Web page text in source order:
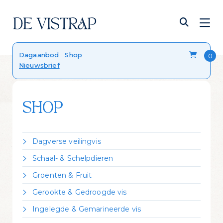
Verser dan vers
Onze viskalender
Blog
Contact
Dagaanbod
Shop
Nieuwsbrief
SHOP
Dagverse veilingvis
Dorade Royal
Forel
Hondshaai
Kabeljauw
Koolvis
Leng
Schaal- & Schelpdieren
Crevettes vannamei gekookt
Garnalen gepeld
Kreeft Canadees levend
Mosselen Zeeuws bodemcultuur
Oester 'Fine de Claire'
Groenten & Fruit
Citroen
Zeekraal
Gerookte & Gedroogde vis
Gerookte forel
Gerookte heilbot
Ingelegde & Gemarineerde vis